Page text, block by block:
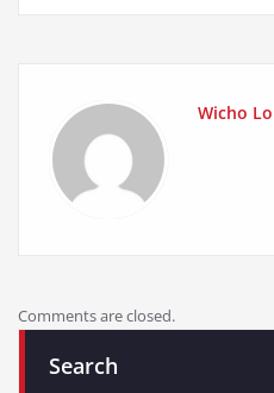
Wicho
Comments are closed.
Search